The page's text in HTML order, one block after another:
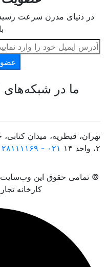
در دنیای مدرن سرعت
ما در شبکه‌های
۲، واحد ۱۴
۰۲۱ - ۲۸۱۱۱۱۶۹
© تمامی حقوق این
کارخانه